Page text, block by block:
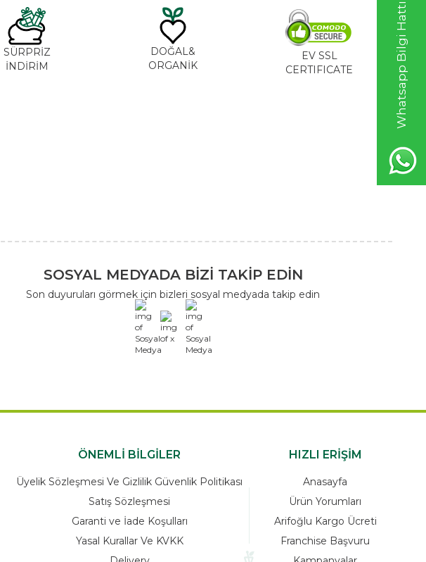
Whatsapp Bilgi Hattı
SÜRPRİZ
İNDİRİM
DOĞAL&
ORGANİK
EV SSL
CERTIFICATE
SOSYAL MEDYADA BİZİ TAKİP EDİN
Son duyuruları görmek için bizleri sosyal medyada takip edin
x
ÖNEMLİ BİLGİLER
Üyelik Sözleşmesi Ve Gizlilik Güvenlik Politikası
Satış Sözleşmesi
Garanti ve İade Koşulları
Yasal Kurallar Ve KVKK
HIZLI ERİŞİM
Anasayfa
Ürün Yorumları
Arifoğlu Kargo Ücreti
Franchise Başvuru